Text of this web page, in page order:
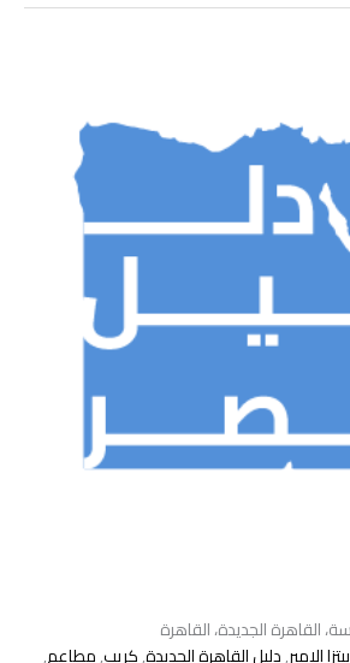
بيتزا الامير,دليل القاهرة الجديدة,كريب,مطاعم,